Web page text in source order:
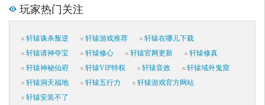
玩家热门关注
轩辕诛杀叛逆 轩辕游戏推荐
轩辕在哪儿下载
轩辕请神夺宝
轩辕修心 轩辕官网更新
轩辕修真
轩辕神秘仙府
轩辕VIP特权 轩辕音效
轩辕域外鬼窟
轩辕洞天福地
轩辕五行力
轩辕游戏官方网站
轩辕安装不了